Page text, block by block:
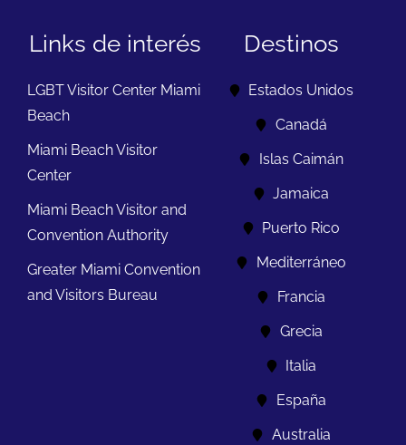
Links de interés
LGBT Visitor Center Miami
Beach
Miami Beach Visitor
Center
Miami Beach Visitor and
Convention Authority
Greater Miami Convention
and Visitors Bureau
Destinos
Estados Unidos
Canadá
Islas Caimán
Jamaica
Puerto Rico
Mediterráneo
Francia
Grecia
Italia
España
Australia